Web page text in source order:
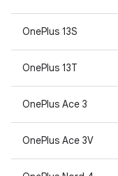
OnePlus 13S
OnePlus 13T
OnePlus Ace 3
OnePlus Ace 3V